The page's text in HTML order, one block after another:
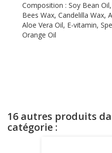
Composition : Soy Bean
Bees Wax, Candelilla Wax,
Aloe Vera Oil, E-vitamin,
Orange Oil
16 autres produits
catégorie :